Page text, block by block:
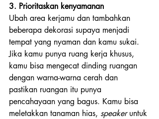
3. Prioritaskan kenyamanan
Ubah area kerjamu dan tambahkan
beberapa dekorasi supaya menjadi
tempat yang nyaman dan kamu sukai.
Jika kamu punya ruang kerja khusus,
kamu bisa mengecat dinding ruangan
dengan warna-warna cerah dan
pastikan ruangan itu punya
pencahayaan yang bagus. Kamu bisa
meletakkan tanaman hias, speaker untuk